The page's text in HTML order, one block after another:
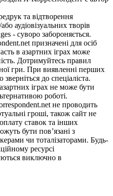
та відтворення
аудіовізуальних творів
- суворо забороняється.
призначені для осіб
в азартних іграх може
Дотримуйтесь правил
гри. При виявленні перших
до спеціаліста.
іграх не може бути
роботі.
не проводить
гроші, також сайт не
ставок та інших
бути пов’язані з
чи тоталізаторами. Будь-
ресурсі
виключно в